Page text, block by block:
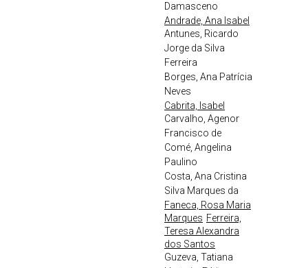
Damasceno
Andrade, Ana Isabel
Antunes, Ricardo
Jorge da Silva
Ferreira
Borges, Ana Patrícia
Neves
Cabrita, Isabel
Carvalho, Agenor
Francisco de
Comé, Angelina
Paulino
Costa, Ana Cristina
Silva Marques da
Faneca, Rosa Maria
Marques Ferreira,
Teresa Alexandra
dos Santos
Guzeva, Tatiana